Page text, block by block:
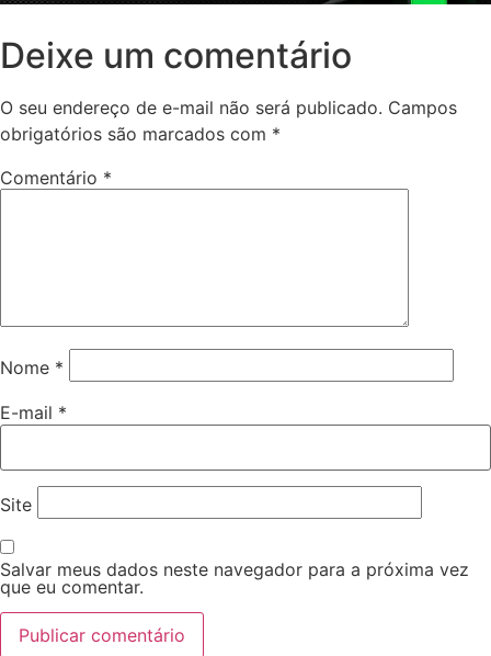
Deixe um comentário
O seu endereço de e-mail não será publicado. Campos
obrigatórios são marcados com *
Comentário *
Nome *
E-mail *
Site
Salvar meus dados neste navegador para a próxima vez
que eu comentar.